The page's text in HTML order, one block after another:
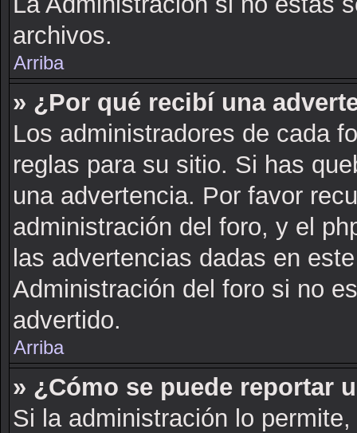
archivos.
Arriba
» ¿Por qué recibí una
Los administradores de cada
reglas para su sitio. Si has
una advertencia. Por favor
administración del foro, y el
las advertencias dadas en
Administración del foro si no
advertido.
Arriba
» ¿Cómo se puede reportar
Si la administración lo